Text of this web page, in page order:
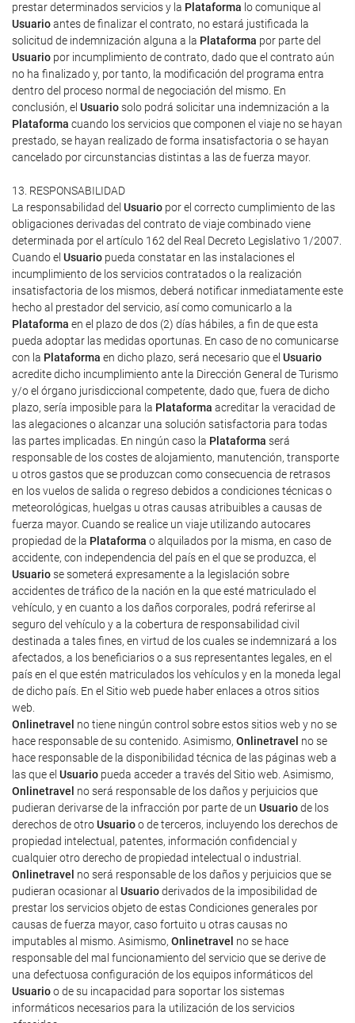
prestar determinados servicios y la Plataforma lo comunique al
Usuarioantes de finalizar el contrato, no estará justificada la
solicitud de indemnización alguna a la Plataforma por parte del
Usuario por incumplimiento de contrato, dado que el contrato aún
no ha finalizado y, por tanto, la modificación del programa entra
dentro del proceso normal de negociación del mismo. En
conclusión, el Usuariosolo podrá solicitar una indemnización a la
Plataforma cuando los servicios que componen el viaje no se hayan
prestado, se hayan realizado de forma insatisfactoria o se hayan
cancelado por circunstancias distintas a las de fuerza mayor.
13. RESPONSABILIDAD
La responsabilidad del Usuario por el correcto cumplimiento de las
obligaciones derivadas del contrato de viaje combinado viene
determinada por el artículo 162 del Real Decreto Legislativo 1/2007.
Cuando el Usuario pueda constatar en las instalaciones el
incumplimiento de los servicios contratados o la realización
insatisfactoria de los mismos, deberá notificar inmediatamente este
hecho al prestador del servicio, así como comunicarlo a la
Plataforma en el plazo de dos (2) días hábiles, a fin de que esta
pueda adoptar las medidas oportunas. En caso de no comunicarse
con la Plataforma en dicho plazo, será necesario que el Usuario
acredite dicho incumplimiento ante la Dirección General de Turismo
y/o el órgano jurisdiccional competente, dado que, fuera de dicho
plazo, sería imposible para la Plataforma acreditar la veracidad de
las alegaciones o alcanzar una solución satisfactoria para todas
las partes implicadas. En ningún caso la Plataforma será
responsable de los costes de alojamiento, manutención, transporte
u otros gastos que se produzcan como consecuencia de retrasos
en los vuelos de salida o regreso debidos a condiciones técnicas o
meteorológicas, huelgas u otras causas atribuibles a causas de
fuerza mayor. Cuando se realice un viaje utilizando autocares
propiedad de la Plataforma o alquilados por la misma, en caso de
accidente, con independencia del país en el que se produzca, el
Usuariose someterá expresamente a la legislación sobre
accidentes de tráfico de la nación en la que esté matriculado el
vehículo, y en cuanto a los daños corporales, podrá referirse al
seguro del vehículo y a la cobertura de responsabilidad civil
destinada a tales fines, en virtud de los cuales se indemnizará a los
afectados, a los beneficiarios o a sus representantes legales, en el
país en el que estén matriculados los vehículos y en la moneda legal
de dicho país. En el Sitio web puede haber enlaces a otros sitios
web.
Onlinetravel no tiene ningún control sobre estos sitios web y no se
hace responsable de su contenido. Asimismo, Onlinetravel no se
hace responsable de la disponibilidad técnica de las páginas web a
las que el Usuario pueda acceder a través del Sitio web. Asimismo,
Onlinetravel no será responsable de los daños y perjuicios que
pudieran derivarse de la infracción por parte de un Usuariode los
derechos de otroUsuarioo de terceros, incluyendo los derechos de
propiedad intelectual, patentes, información confidencial y
cualquier otro derecho de propiedad intelectual o industrial.
Onlinetravel no será responsable de los daños y perjuicios que se
pudieran ocasionar al Usuarioderivados de la imposibilidad de
prestar los servicios objeto de estas Condiciones generales por
causas de fuerza mayor, caso fortuito u otras causas no
imputables al mismo. Asimismo, Onlinetravel no se hace
responsable del mal funcionamiento del servicio que se derive de
una defectuosa configuración de los equipos informáticos del
Usuarioo de su incapacidad para soportar los sistemas
informáticos necesarios para la utilización de los servicios